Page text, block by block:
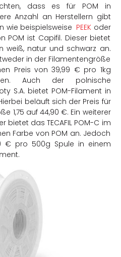
dass es für POM in
Anzahl an Herstellern gibt
wie beispielsweise PEEK oder
POM ist Capifil. Dieser bietet
weiß, natur und schwarz an.
in der Filamentengröße
Preis von 39,99 € pro 1kg
Auch der polnische
S.A. bietet POM-Filament in
beläuft sich der Preis für
1,75 auf 44,90 €. Ein weiterer
bietet das TECAFIL POM-C im
Farbe von POM an. Jedoch
€ pro 500g Spule in einem